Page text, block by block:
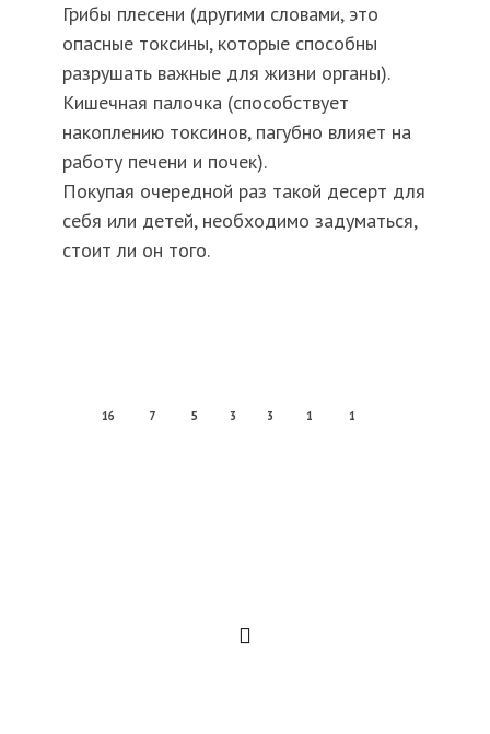
Грибы плесени (другими словами, это
опасные токсины, которые способны
разрушать важные для жизни органы).
Кишечная палочка (способствует
накоплению токсинов, пагубно влияет на
работу печени и почек).
Покупая очередной раз такой десерт для
себя или детей, необходимо задуматься,
стоит ли он того.
16 7 5 3 3 1 1